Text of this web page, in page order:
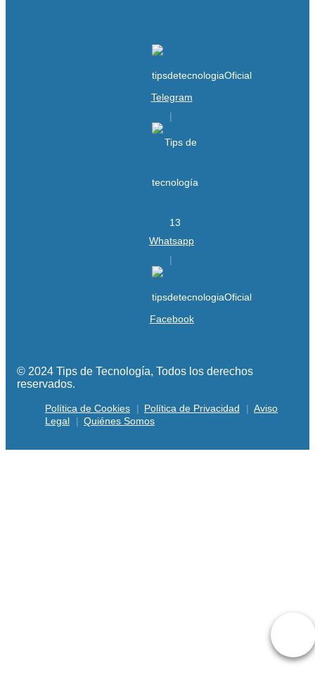
Telegram
Whatsapp
Facebook
© 2024 Tips de Tecnología, Todos los derechos
reservados.
Política de Cookies Política de Privacidad
Aviso
Legal
Quiénes Somos